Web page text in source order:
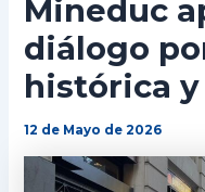
Mineduc
diálogo
histórica
12 de Mayo de 2026